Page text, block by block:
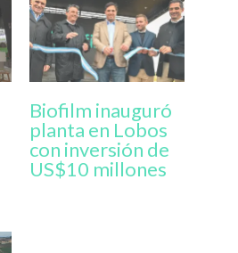
Biofilm inauguró
planta en Lobos
con inversión de
US$10 millones